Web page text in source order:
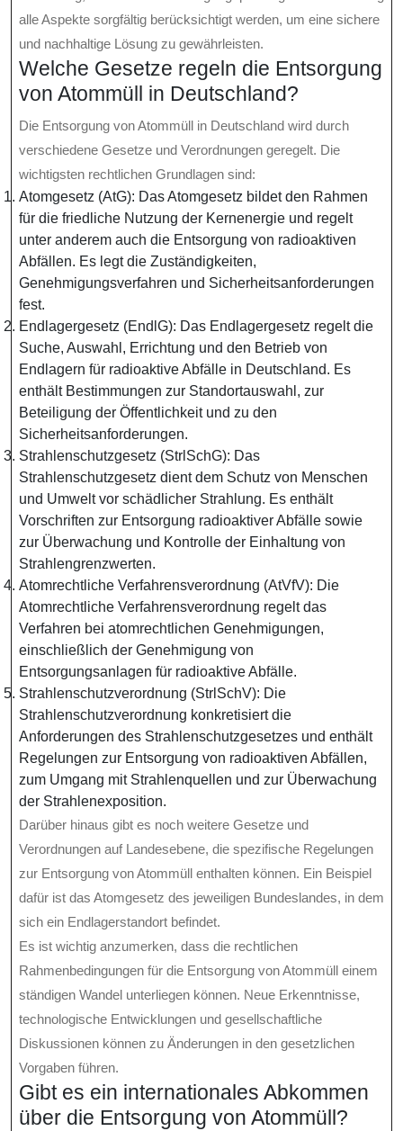
alle Aspekte sorgfältig berücksichtigt werden, um eine sichere
und nachhaltige Lösung zu gewährleisten.
Welche Gesetze regeln die Entsorgung
von Atommüll in Deutschland?
Die Entsorgung von Atommüll in Deutschland wird durch
verschiedene Gesetze und Verordnungen geregelt. Die
wichtigsten rechtlichen Grundlagen sind:
Atomgesetz (AtG): Das Atomgesetz bildet den Rahmen
für die friedliche Nutzung der Kernenergie und regelt
unter anderem auch die Entsorgung von radioaktiven
Abfällen. Es legt die Zuständigkeiten,
Genehmigungsverfahren und Sicherheitsanforderungen
fest.
Endlagergesetz (EndlG): Das Endlagergesetz regelt die
Suche, Auswahl, Errichtung und den Betrieb von
Endlagern für radioaktive Abfälle in Deutschland. Es
enthält Bestimmungen zur Standortauswahl, zur
Beteiligung der Öffentlichkeit und zu den
Sicherheitsanforderungen.
Strahlenschutzgesetz (StrlSchG): Das
Strahlenschutzgesetz dient dem Schutz von Menschen
und Umwelt vor schädlicher Strahlung. Es enthält
Vorschriften zur Entsorgung radioaktiver Abfälle sowie
zur Überwachung und Kontrolle der Einhaltung von
Strahlengrenzwerten.
Atomrechtliche Verfahrensverordnung (AtVfV): Die
Atomrechtliche Verfahrensverordnung regelt das
Verfahren bei atomrechtlichen Genehmigungen,
einschließlich der Genehmigung von
Entsorgungsanlagen für radioaktive Abfälle.
Strahlenschutzverordnung (StrlSchV): Die
Strahlenschutzverordnung konkretisiert die
Anforderungen des Strahlenschutzgesetzes und enthält
Regelungen zur Entsorgung von radioaktiven Abfällen,
zum Umgang mit Strahlenquellen und zur Überwachung
der Strahlenexposition.
Darüber hinaus gibt es noch weitere Gesetze und
Verordnungen auf Landesebene, die spezifische Regelungen
zur Entsorgung von Atommüll enthalten können. Ein Beispiel
dafür ist das Atomgesetz des jeweiligen Bundeslandes, in dem
sich ein Endlagerstandort befindet.
Es ist wichtig anzumerken, dass die rechtlichen
Rahmenbedingungen für die Entsorgung von Atommüll einem
ständigen Wandel unterliegen können. Neue Erkenntnisse,
technologische Entwicklungen und gesellschaftliche
Diskussionen können zu Änderungen in den gesetzlichen
Vorgaben führen.
Gibt es ein internationales Abkommen
über die Entsorgung von Atommüll?